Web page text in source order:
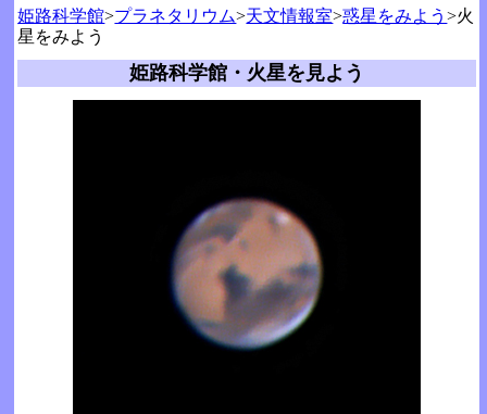
姫路科学館>プラネタリウム>天文情報室>惑星をみよう>火
星をみよう
姫路科学館・火星を見よう